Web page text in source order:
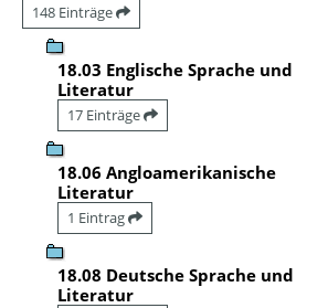
148 Einträge
18.03 Englische Sprache und
Literatur
17 Einträge
18.06 Angloamerikanische
Literatur
1 Eintrag
18.08 Deutsche Sprache und
Literatur